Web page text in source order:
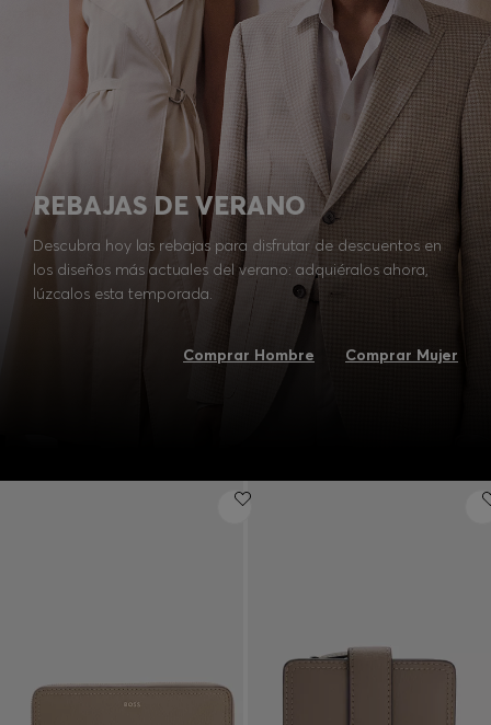
REBAJAS DE VERANO
Descubra hoy las rebajas para disfrutar de descuentos en
los diseños más actuales del verano: adquiéralos ahora,
lúzcalos esta temporada.
Comprar Hombre Comprar Mujer